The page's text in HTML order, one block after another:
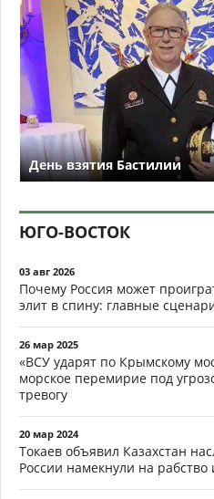
День взятия Бастилии
ЮГО-ВОСТОК
03 авг 2026
Почему Россия может
элит в спину: главные
26 мар 2025
«ВСУ ударят по Крымскому
морское перемирие под
тревогу
20 мар 2024
Токаев объявил Казахстан
России намекнули на рабство